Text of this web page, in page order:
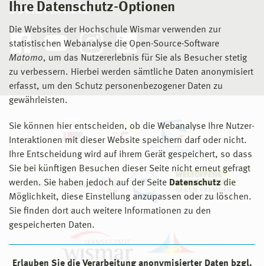
Ihre Datenschutz-Optionen
Die Websites der Hochschule Wismar verwenden zur
statistischen Webanalyse die Open-Source-Software
Matomo, um das Nutzererlebnis für Sie als Besucher stetig
zu verbessern. Hierbei werden sämtliche Daten anonymisiert
erfasst, um den Schutz personenbezogener Daten zu
gewährleisten.
Sie können hier entscheiden, ob die Webanalyse Ihre Nutzer-
Interaktionen mit dieser Website speichern darf oder nicht.
Ihre Entscheidung wird auf ihrem Gerät gespeichert, so dass
Sie bei künftigen Besuchen dieser Seite nicht erneut gefragt
werden. Sie haben jedoch auf der Seite Datenschutz die
Möglichkeit, diese Einstellung anzupassen oder zu löschen.
Sie finden dort auch weitere Informationen zu den
gespeicherten Daten.
Erlauben Sie die Verarbeitung anonymisierter Daten bzgl.
Social Media